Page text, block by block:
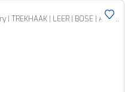
2.0 e-SkyActiv-X M Hybrid 186 Luxury | TREKHAAK | LEER | BOSE | ADAPT. CRUISE | RIJKLAARPRIJS |